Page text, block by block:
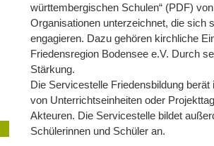
württembergischen Schulen“ (PDF)
Organisationen unterzeichnet, die sich
engagieren. Dazu gehören kirchliche
Friedensregion Bodensee e.V. Durch
Stärkung.
Die Servicestelle Friedensbildung
von Unterrichtseinheiten oder
Akteuren. Die Servicestelle bildet
Schülerinnen und Schüler an.